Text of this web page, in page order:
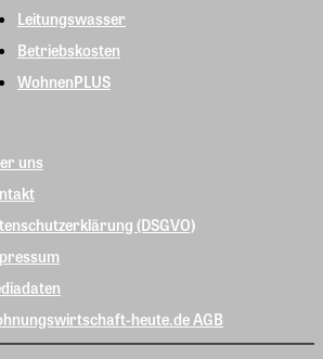
Leitungswasser
Betriebskosten
WohnenPLUS
uns
(DSGVO)
heute.de AGB